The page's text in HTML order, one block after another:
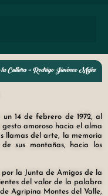
14 de febrero de 1972, al
gesto amoroso hacia el alma
llamas del arte, la memoria
sus montañas, hacia los
la Junta de Amigos de la
del valor de la palabra
Agripina Montes del Valle,